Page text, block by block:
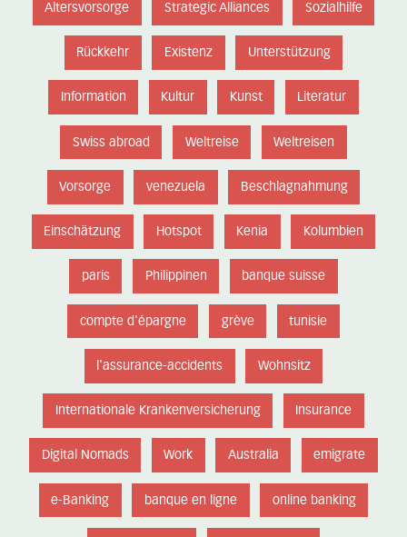
Altersvorsorge Strategic Alliances Sozialhilfe
Rückkehr Existenz Unterstützung
Information Kultur Kunst Literatur
Swiss abroad Weltreise Weltreisen
Vorsorge venezuela Beschlagnahmung
Einschätzung Hotspot Kenia Kolumbien
paris Philippinen banque suisse
compte d'épargne grève tunisie
l'assurance-accidents Wohnsitz
Internationale Krankenversicherung Insurance
Digital Nomads Work Australia emigrate
e-Banking banque en ligne online banking